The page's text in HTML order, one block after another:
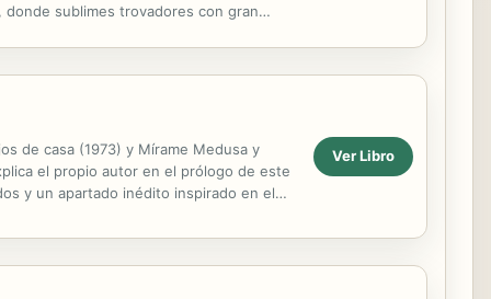
donde sublimes trovadores con gran
de casa (1973) y Mírame Medusa y
el propio autor en el prólogo de este
y un apartado inédito inspirado en el
Ver Libro